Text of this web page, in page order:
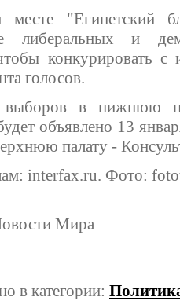
месте "Египетский
либеральных и
конкурировать с
голосов.
в нижнюю
объявлено 13
палату -
interfax.ru. Фото:
Мира
в категории: